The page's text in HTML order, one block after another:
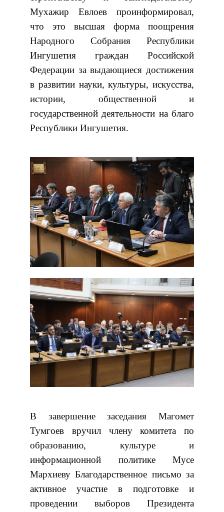
Мухажир Евлоев проинформировал,
что это высшая форма поощрения
Народного Собрания Республики
Ингушетия граждан Российской
Федерации за выдающиеся достижения
в развитии науки, культуры, искусства,
истории, общественной и
государственной деятельности на благо
Республики Ингушетия.
В завершение заседания Магомет
Тумгоев вручил члену комитета по
образованию, культуре и
информационной политике Мусе
Мархиеву Благодарственное письмо за
активное участие в подготовке и
проведении выборов Президента